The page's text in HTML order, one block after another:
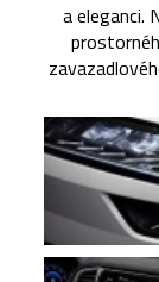
a eleganci.